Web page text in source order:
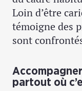
Loin d’être
témoigne des
sont
partout où